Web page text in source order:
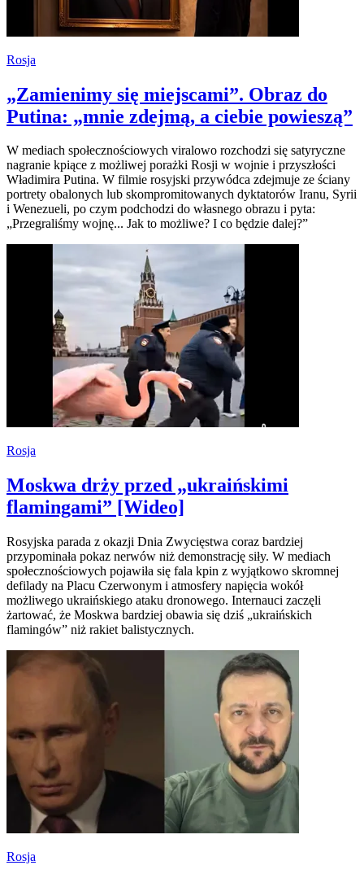
Rosja
„Zamienimy się miejscami”. Obraz do
Putina: „mnie zdejmą, a ciebie powieszą”
W mediach społecznościowych viralowo rozchodzi się satyryczne
nagranie kpiące z możliwej porażki Rosji w wojnie i przyszłości
Władimira Putina. W filmie rosyjski przywódca zdejmuje ze ściany
portrety obalonych lub skompromitowanych dyktatorów Iranu, Syrii
i Wenezueli, po czym podchodzi do własnego obrazu i pyta:
„Przegraliśmy wojnę... Jak to możliwe? I co będzie dalej?”
Rosja
Moskwa drży przed „ukraińskimi
flamingami” [Wideo]
Rosyjska parada z okazji Dnia Zwycięstwa coraz bardziej
przypominała pokaz nerwów niż demonstrację siły. W mediach
społecznościowych pojawiła się fala kpin z wyjątkowo skromnej
defilady na Placu Czerwonym i atmosfery napięcia wokół
możliwego ukraińskiego ataku dronowego. Internauci zaczęli
żartować, że Moskwa bardziej obawia się dziś „ukraińskich
flamingów” niż rakiet balistycznych.
Rosja